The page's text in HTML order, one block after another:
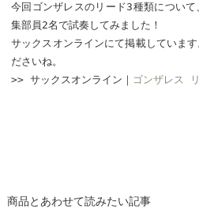
今回ゴンザレスのリード3種類につい
集部員2名で試奏してみました！
サックスオンラインにて掲載していま
ださいね。
>> サックスオンライン｜ ゴンザレス
商品とあわせて読みたい記事